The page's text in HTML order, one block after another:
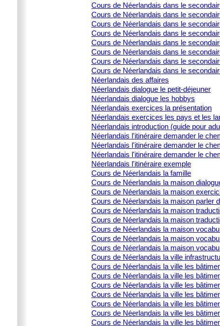
Cours de Néerlandais dans le
Cours de Néerlandais dans le
Cours de Néerlandais dans le
Cours de Néerlandais dans le
Cours de Néerlandais dans le
Cours de Néerlandais dans le
Cours de Néerlandais dans le
Cours de Néerlandais dans le
Néerlandais des affaires
Néerlandais dialogue le petit-déjeuner
Néerlandais dialogue les hobbys
Néerlandais exercices la présentation
Néerlandais exercices les pays et les
Néerlandais introduction (guide pour
Néerlandais l'itinéraire demander le
Néerlandais l'itinéraire demander le
Néerlandais l'itinéraire demander le
Néerlandais l'itinéraire exemple
Cours de Néerlandais la famille
Cours de Néerlandais la maison
Cours de Néerlandais la maison
Cours de Néerlandais la maison parler
Cours de Néerlandais la maison
Cours de Néerlandais la maison
Cours de Néerlandais la maison
Cours de Néerlandais la maison
Cours de Néerlandais la maison
Cours de Néerlandais la ville
Cours de Néerlandais la ville les
Cours de Néerlandais la ville les
Cours de Néerlandais la ville les
Cours de Néerlandais la ville les
Cours de Néerlandais la ville les
Cours de Néerlandais la ville les
Cours de Néerlandais la ville les